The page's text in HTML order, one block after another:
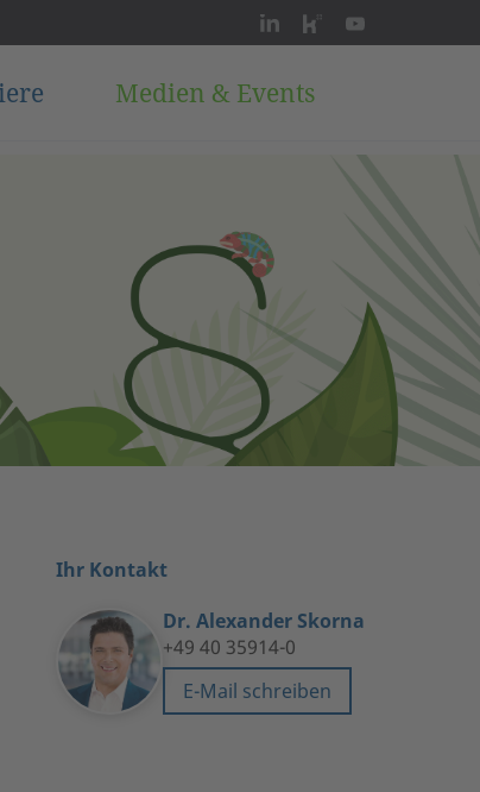
Medien & Events
Ihr Kontakt
Dr. Alexander Skorna
+49 40 35914-0
E-Mail schreiben